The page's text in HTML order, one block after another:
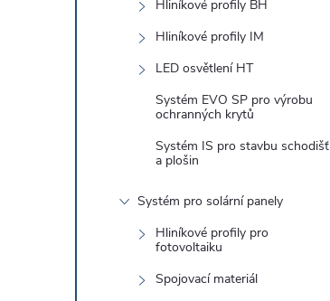
Hliníkové profily BH
Hliníkové profily IM
LED osvětlení HT
Systém EVO SP pro výrobu
ochranných krytů
Systém IS pro stavbu schodišť
a plošin
Systém pro solární panely
Hliníkové profily pro
fotovoltaiku
Spojovací materiál